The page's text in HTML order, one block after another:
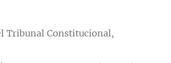
Tribunal Constitucional,